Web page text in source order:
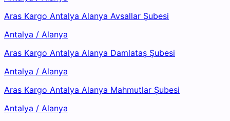
Aras Kargo Antalya Alanya Avsallar Şubesi
Antalya / Alanya
Aras Kargo Antalya Alanya Damlataş Şubesi
Antalya / Alanya
Aras Kargo Antalya Alanya Mahmutlar Şubesi
Antalya / Alanya